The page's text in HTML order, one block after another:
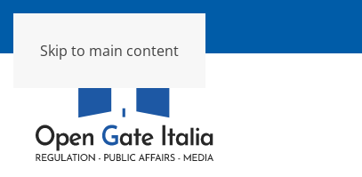
Skip to main content